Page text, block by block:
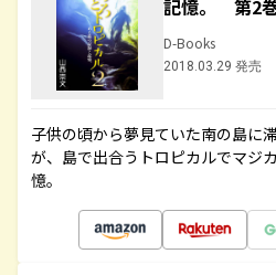
記憶。 第2
D-Books
2018.03.29 発売
子供の頃から夢見ていた南の島に
が、島で出合うトロピカルでマジ
憶。